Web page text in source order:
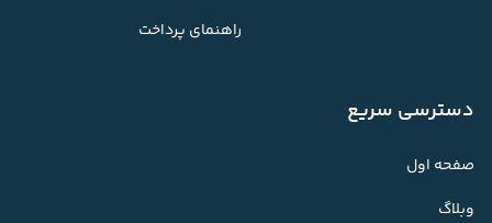
راهنمای پرداخت
دسترسی سریع
صفحه اول
وبلاگ